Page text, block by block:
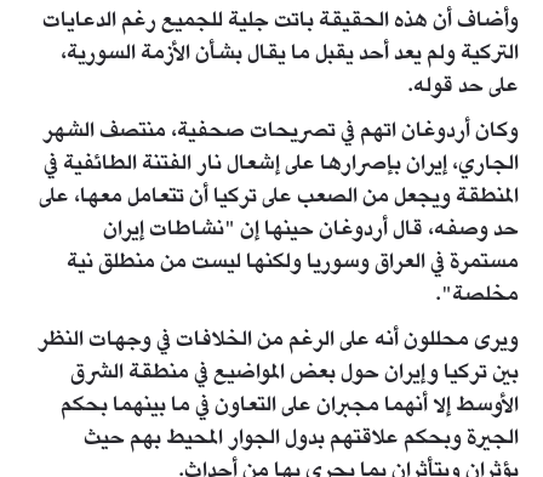
وأضاف أن هذه الحقيقة باتت جلية للجميع رغم الدعايات
التركية ولم يعد أحد يقبل ما يقال بشأن الأزمة السورية،
على حد قوله.
وكان أردوغان اتهم في تصريحات صحفية، منتصف الشهر
الجاري، إيران بإصرارها على إشعال نار الفتنة الطائفية في
المنطقة ويجعل من الصعب على تركيا أن تتعامل معها، على
حد وصفه، قال أردوغان حينها إن "نشاطات إيران
مستمرة في العراق وسوريا ولكنها ليست من منطلق نية
مخلصة".
ويرى محللون أنه على الرغم من الخلافات في وجهات النظر
بين تركيا وإيران حول بعض المواضيع في منطقة الشرق
الأوسط إلا أنهما مجبران على التعاون في ما بينهما بحكم
الجيرة وبحكم علاقتهم بدول الجوار المحيط بهم حيث